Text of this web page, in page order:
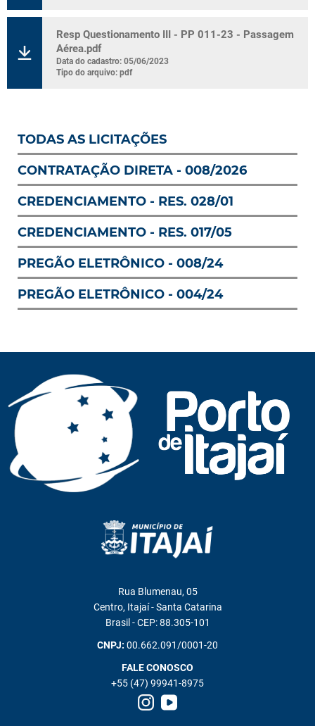
TODAS AS LICITAÇÕES
CONTRATAÇÃO DIRETA - 008/2026
CREDENCIAMENTO - RES. 028/01
CREDENCIAMENTO - RES. 017/05
PREGÃO ELETRÔNICO - 008/24
PREGÃO ELETRÔNICO - 004/24
Resp Questionamento III - PP 011-23 - Passagem
Aérea.pdf
Data do cadastro: 05/06/2023
Tipo do arquivo: pdf
Rua Blumenau, 05
Centro, Itajaí - Santa Catarina
Brasil - CEP: 88.305-101
CNPJ: 00.662.091/0001-20
FALE CONOSCO
+55 (47) 99941-8975